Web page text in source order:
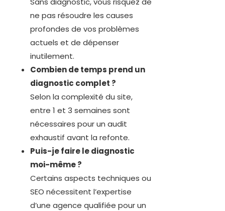
ne pas résoudre les causes
profondes de vos problèmes
actuels et de dépenser
inutilement.
Combien de temps prend un
diagnostic complet ?
Selon la complexité du site,
entre 1 et 3 semaines sont
nécessaires pour un audit
exhaustif avant la refonte.
Puis-je faire le diagnostic
moi-même ?
Certains aspects techniques ou
SEO nécessitent l’expertise
d’une agence qualifiée pour un